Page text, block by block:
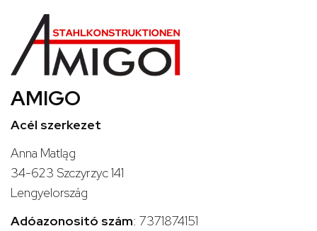
AMIGO
Acél szerkezet
Anna Matląg
34-623 Szczyrzyc 141
Lengyelország
Adóazonositó szám: 7371874151